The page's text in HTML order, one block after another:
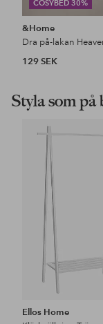
COSYBED 30%
&Home
Dra på-lakan
129 SEK
Styla som på
Ellos Home